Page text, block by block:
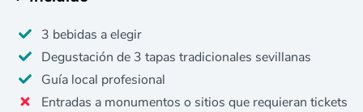
3 bebidas a elegir
Degustación de 3 tapas tradicionales sevillanas
Guía local profesional
Entradas a monumentos o sitios que requieran tickets